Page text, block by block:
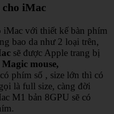
iMac
với thiết kế bàn phím
bao da như 2 loại trên,
sẽ được Apple trang bị
Magic mouse,
phím số , size lớn thì có
là full size, càng đời
M1 bản 8GPU sẽ có